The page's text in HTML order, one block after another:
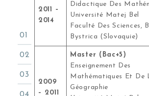
2011 –
2014
Didactique Des
Université Matej Bel
Faculté Des Sciences,
Bystrica (Slovaquie)
2009
– 2011
Master (Bac+5)
Enseignement Des
Mathématiques Et De
Géographie